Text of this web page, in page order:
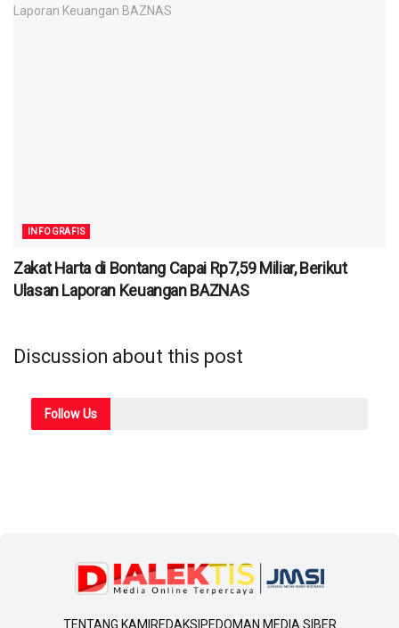
INFOGRAFIS
Zakat Harta di Bontang Capai Rp7,59 Miliar, Berikut
Ulasan Laporan Keuangan BAZNAS
Discussion about this post
FollowUs
TENTANG KAMI REDAKSI PEDOMAN MEDIA SIBER